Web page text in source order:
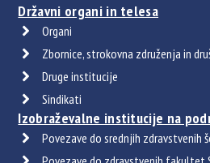
Državni organi in telesa
Organi
Zbornice, strokovna združenja in
Druge institucije
Sindikati
Izobraževalne institucije na
Povezave do srednjih zdravstvenih